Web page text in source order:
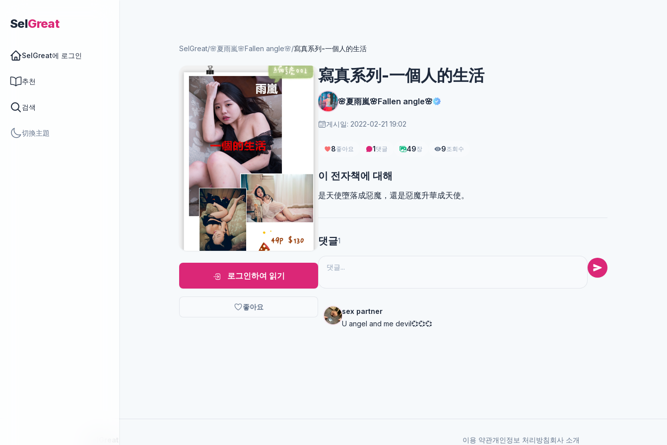
SelGreat
SelGreat에 로그인
추천
검색
切換主題
SelGreat/🌸夏雨嵐🌸Fallen angle🌸/寫真系列-一個人的生活
로그인하여 읽기
좋아요
寫真系列-一個人的生活
🌸夏雨嵐🌸Fallen angle🌸
게시일: 2022-02-21 19:02
8좋아요 1댓글 49장 9조회수
이 전자책에 대해
是天使墮落成惡魔，還是惡魔升華成天使。
댓글1
sex partner
U angel and me devil💞💞💞
이용 약관개인정보 처리방침회사 소개